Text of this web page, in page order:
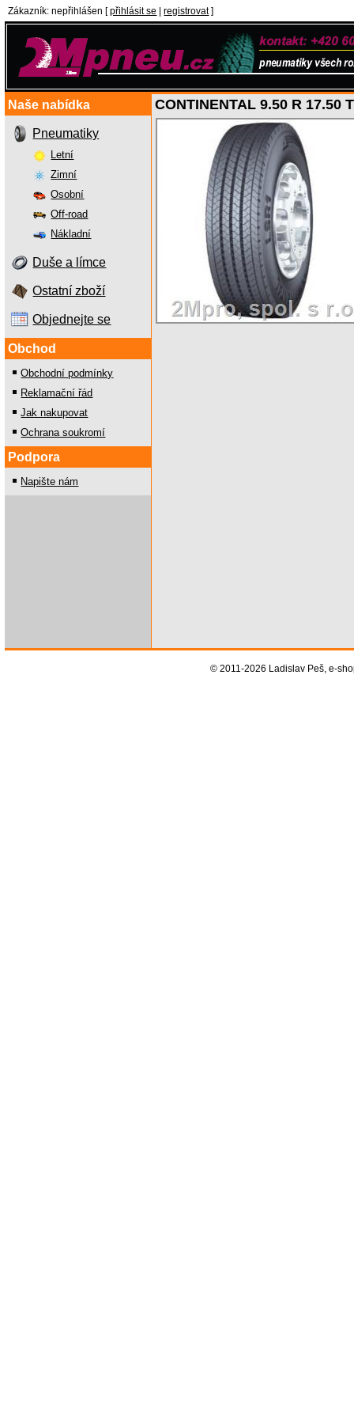
Zákazník: nepřihlášen [přihlásit se |registrovat]
Naše nabídka
Pneumatiky
Letní
Zimní
Osobní
Off-road
Nákladní
Duše a límce
Ostatní zboží
Objednejte se
Obchod
Obchodní podmínky
Reklamační řád
Jak nakupovat
Ochrana soukromí
Podpora
Napište nám
CONTINENTAL 9.50 R 17.50
© 2011-2026 Ladislav Peš, e-